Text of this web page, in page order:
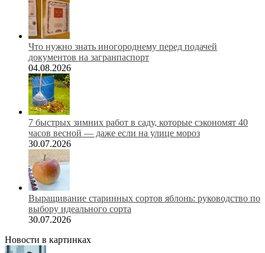
Что нужно знать иногороднему перед подачей
документов на загранпаспорт
04.08.2026
7 быстрых зимних работ в саду, которые сэкономят 40
часов весной — даже если на улице мороз
30.07.2026
Выращивание старинных сортов яблонь: руководство по
выбору идеального сорта
30.07.2026
Новости в картинках